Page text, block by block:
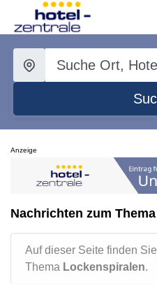
Anzeige
Nachrichten zum
Auf dieser Seite finden
Thema Lockenspiralen.